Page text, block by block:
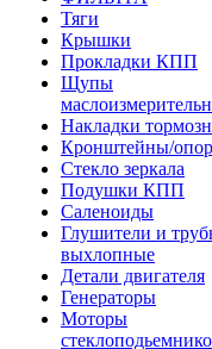
Тяги
Крышки
Прокладки КПП
Щупы
Накладки
Кронштейны/
Стекло зеркала
Подушки КПП
Саленоиды
Глушители и
выхлопные
Детали двигателя
Генераторы
Моторы